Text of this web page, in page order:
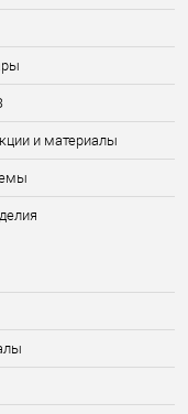
и материалы